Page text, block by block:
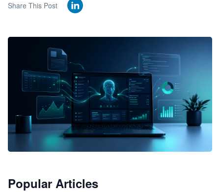
Share This Post
JimoClaw 桌面 AI Agent 工作台
Popular Articles